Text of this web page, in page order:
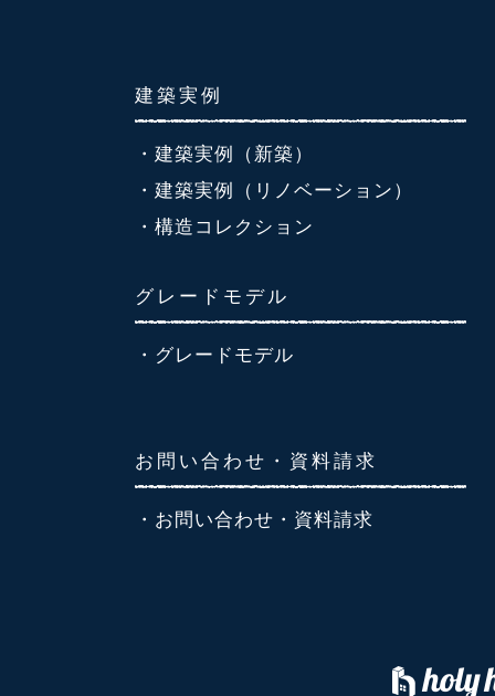
建築実例
・建築実例（新築）
・建築実例（リノベーション）
・構造コレクション
グレードモデル
・グレードモデル
お問い合わせ・資料請求
・お問い合わせ・資料請求